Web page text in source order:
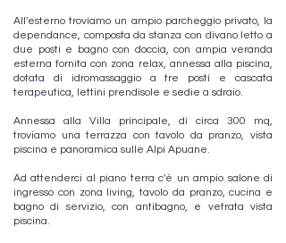
All'esterno troviamo un ampio parcheggio privato, la
dependance, composta da stanza con divano letto a
due posti e bagno con doccia, con ampia veranda
esterna fornita con zona relax, annessa alla piscina,
dotata di idromassaggio a tre posti e cascata
terapeutica, lettini prendisole e sedie a sdraio.
Annessa alla Villa principale, di circa 300 mq,
troviamo una terrazza con tavolo da pranzo, vista
piscina e panoramica sulle Alpi Apuane.
Ad attenderci al piano terra c'è un ampio salone di
ingresso con zona living, tavolo da pranzo, cucina e
bagno di servizio, con antibagno, e vetrata vista
piscina.